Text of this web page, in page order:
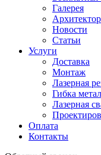
Галерея
Новости
Статьи
Услуги
Доставка
Монтаж
Лазерная
Гибка
Лазерная
Оплата
Контакты